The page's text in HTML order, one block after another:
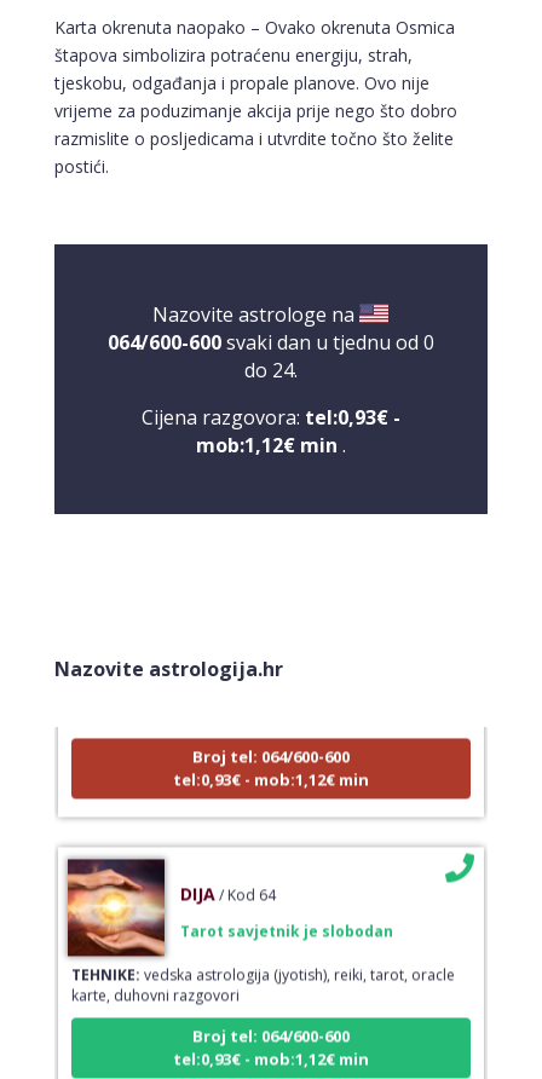
Karta okrenuta naopako – Ovako okrenuta Osmica
štapova simbolizira potraćenu energiju, strah,
tjeskobu, odgađanja i propale planove. Ovo nije
vrijeme za poduzimanje akcija prije nego što dobro
razmislite o posljedicama i utvrdite točno što želite
postići.
Nazovite astrologe na
064/600-600svaki dan u tjednu od 0
do 24.
Cijena razgovora: tel:0,93€ -
mob:1,12€ min .
Nazovite astrologija.hr
Tarot savjetnik je zauzet
Broj tel: 064/600-600
tel:0,93€ - mob:1,12€ min
TEHNIKE:vedska astrologija (jyotish), reiki, tarot, oracle
karte, duhovni razgovori
Broj tel: 064/600-600
tel:0,93€ - mob:1,12€ min